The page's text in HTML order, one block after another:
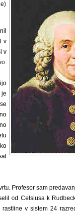
v
v
je
Profesor sam
od Celsiusa k
v sistem 24